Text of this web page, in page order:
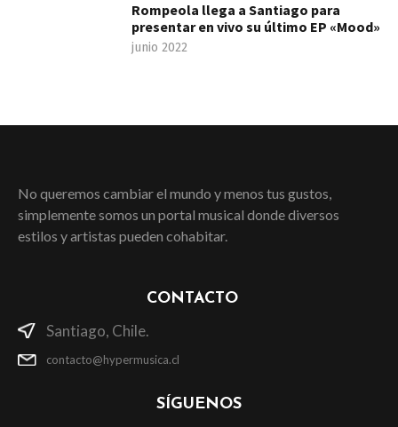
Rompeola llega a Santiago para
presentar en vivo su último EP «Mood»
junio 2022
No queremos cambiar el mundo y menos tus gustos,
simplemente somos un portal musical donde diversos
estilos y artistas pueden cohabitar.
CONTACTO
Santiago, Chile.
contacto@hypermusica.cl
SÍGUENOS